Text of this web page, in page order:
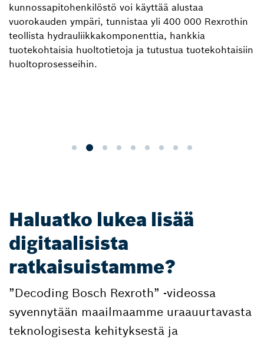
kunnossapitohenkilöstö voi käyttää alustaa
vuorokauden ympäri, tunnistaa yli 400 000 Rexrothin
teollista hydrauliikkakomponenttia, hankkia
tuotekohtaisia huoltotietoja ja tutustua tuotekohtaisiin
huoltoprosesseihin.
Haluatko lukea lisää
digitaalisista
ratkaisuistamme?
”Decoding Bosch Rexroth” -videossa
syvennytään maailmaamme uraauurtavasta
teknologisesta kehityksestä ja